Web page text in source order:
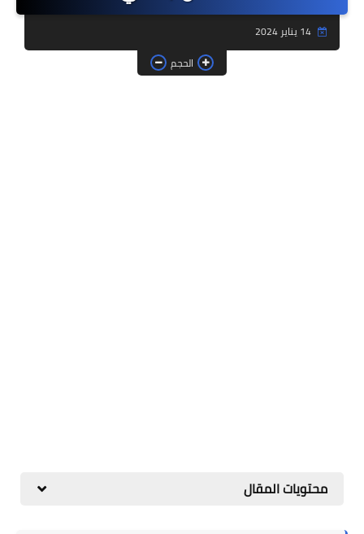
ديداكيتك
14 يناير 2024
الحجم
محتويات المقال